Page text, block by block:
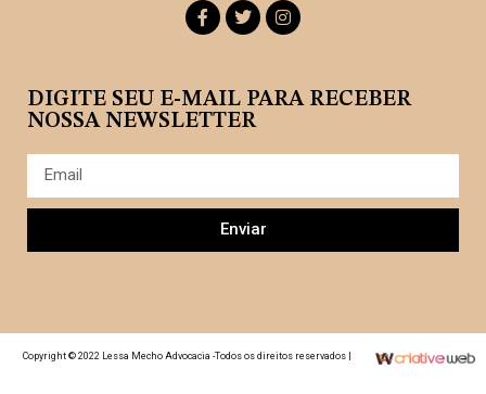
DIGITE SEU E-MAIL PARA RECEBER
NOSSA NEWSLETTER
Enviar
Copyright © 2022 Lessa Mecho Advocacia -Todos os direitos reservados |